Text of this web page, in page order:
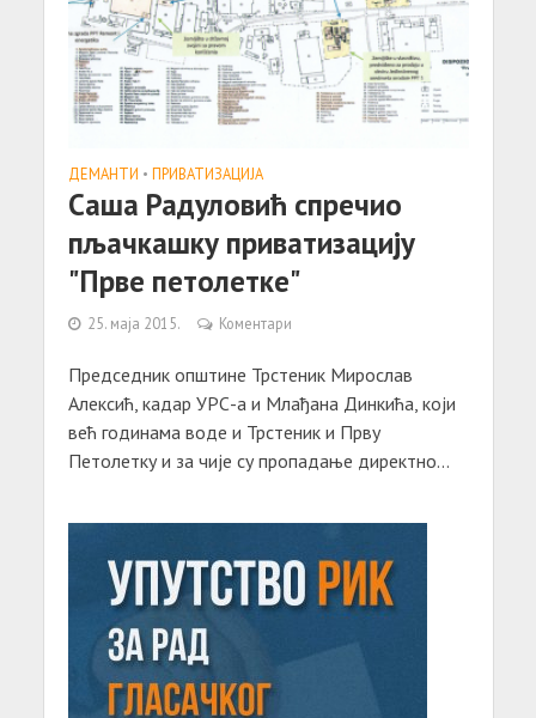
ДЕМАНТИ • ПРИВАТИЗАЦИЈА
Саша Радуловић спречио
пљачкашку приватизацију
"Прве петолетке"
25. маја 2015. Коментари
Председник општине Трстеник Мирослав
Алексић, кадар УРС-а и Млађана Динкића, који
већ годинама воде и Трстеник и Прву
Петолетку и за чије су пропадање директно...